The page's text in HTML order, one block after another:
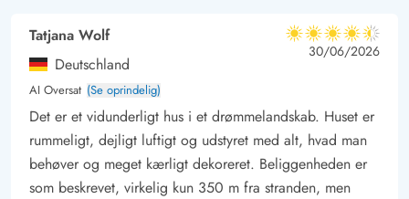
Tatjana Wolf
Deutschland
AI Oversat (Se oprindelig)
4.5 ud af 5
4.5 ud af 5
4.5 out of 5
30/06/2026
Det er et vidunderligt hus i et drømmelandskab. Huset er
rummeligt, dejligt luftigt og udstyret med alt, hvad man
behøver og meget kærligt dekoreret. Beliggenheden er
som beskrevet, virkelig kun 350 m fra stranden, men